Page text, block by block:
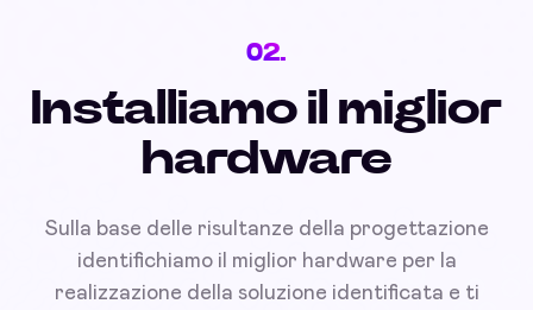
02.
Installiamo il miglior
hardware
Sulla base delle risultanze della progettazione
identifichiamo il miglior hardware per la
realizzazione della soluzione identificata e ti